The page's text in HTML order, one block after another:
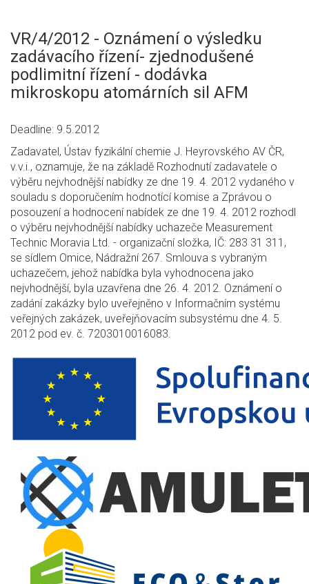
VR/4/2012 - Oznámení o výsledku
zadávacího řízení- zjednodušené
podlimitní řízení - dodávka
mikroskopu atomárních sil AFM
Deadline: 9.5.2012
Zadavatel, Ústav fyzikální chemie J. Heyrovského AV ČR,
v.v.i., oznamuje, že na základě Rozhodnutí zadavatele o
výběru nejvhodnější nabídky ze dne 19. 4. 2012 vydaného v
souladu s doporučením hodnotící komise a Zprávou o
posouzení a hodnocení nabídek ze dne 19. 4. 2012 rozhodl
o výběru nejvhodnější nabídky uchazeče Measurement
Technic Moravia Ltd. - organizační složka, IČ: 283 31 311,
se sídlem Omice, Nádražní 267. Smlouva s vybraným
uchazečem, jehož nabídka byla vyhodnocena jako
nejvhodnější, byla uzavřena dne 26. 4. 2012. Oznámení o
zadání zakázky bylo uveřejněno v Informačním systému
veřejných zakázek, uveřejňovacím subsystému dne 4. 5.
2012 pod ev. č. 7203010016083.